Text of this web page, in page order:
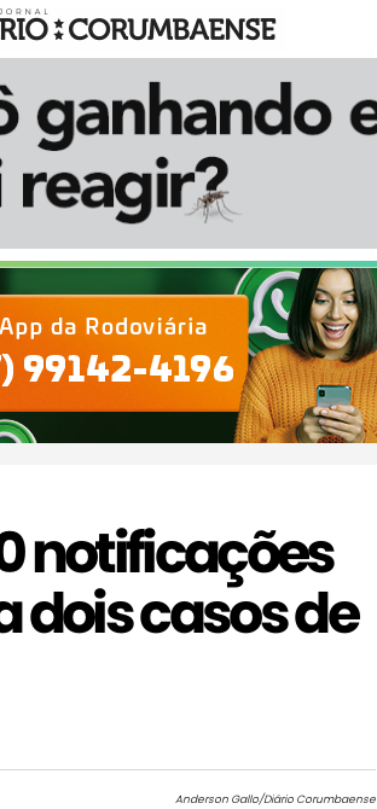
notificações
dois casos de
Anderson Gallo/Diário Corumbaense